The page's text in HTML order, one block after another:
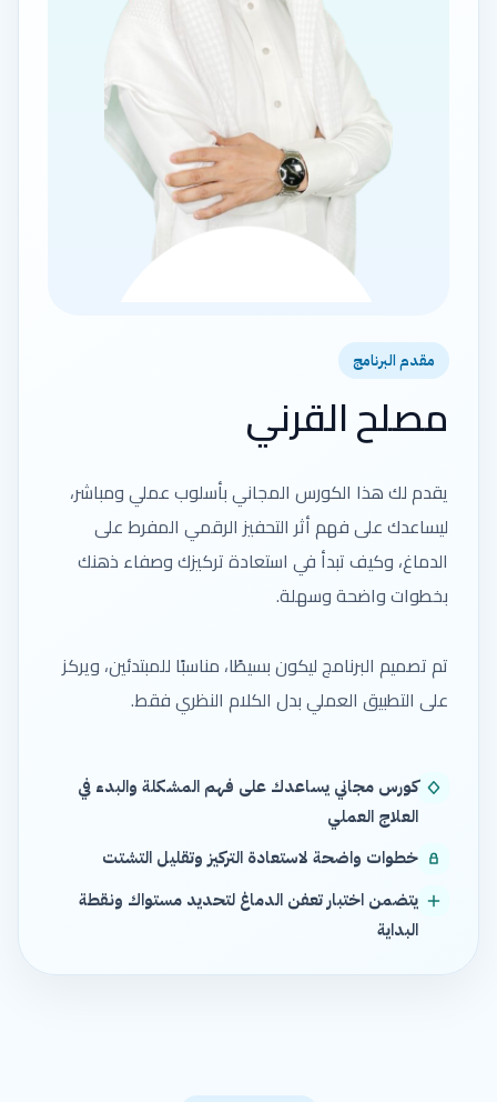
مقدم البرنامج
مصلح القرني
يقدم لك هذا الكورس المجاني بأسلوب عملي ومباشر،
ليساعدك على فهم أثر التحفيز الرقمي المفرط على
الدماغ، وكيف تبدأ في استعادة تركيزك وصفاء ذهنك
بخطوات واضحة وسهلة.
تم تصميم البرنامج ليكون بسيطًا، مناسبًا للمبتدئين، ويركز
على التطبيق العملي بدل الكلام النظري فقط.
كورس مجاني يساعدك على فهم المشكلة والبدء في
العلاج العملي
خطوات واضحة لاستعادة التركيز وتقليل التشتت
يتضمن اختبار تعفن الدماغ لتحديد مستواك ونقطة
البداية